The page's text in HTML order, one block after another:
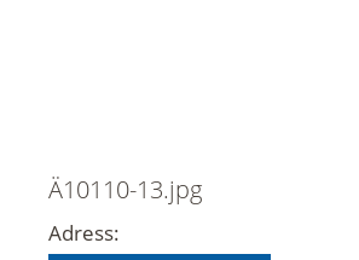
Ä10110-13.jpg
Adress: